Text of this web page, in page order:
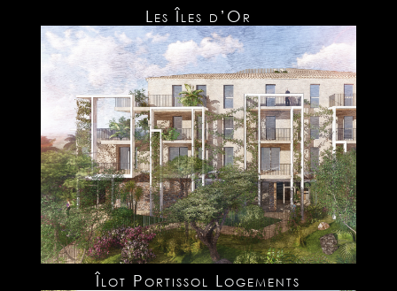
Les Îles d’Or
Îlot Portissol Logements